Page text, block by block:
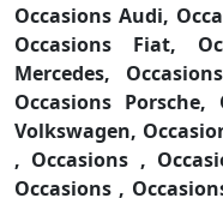
Occasions Audi,
Occasions Fiat,
Mercedes,
Occasions Porsche,
Volkswagen,
, Occasions ,
Occasions ,